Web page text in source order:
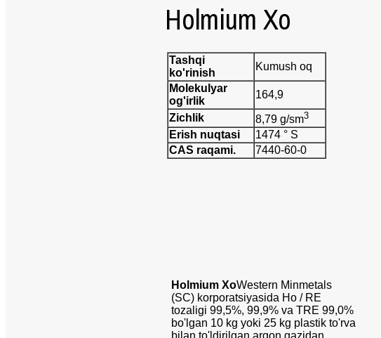
Holmium Xo
Tashqi
ko'rinish
Kumush oq
Molekulyar
og'irlik
164,9
Zichlik
8,79 g/sm3
Erish nuqtasi
1474 ° S
CAS raqami.
7440-60-0
Holmium XoWestern Minmetals
(SC) korporatsiyasida Ho / RE
tozaligi 99,5%, 99,9% va TRE 99,0%
bo'lgan 10 kg yoki 25 kg plastik to'rva